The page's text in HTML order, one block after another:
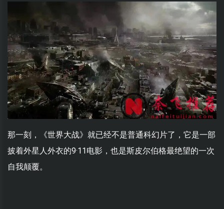
那一刻，《世界大战》就已经不是普通科幻片了，它是一部
披着外星人外衣的9·11电影，也是斯皮尔伯格最绝望的一次
自我颠覆。